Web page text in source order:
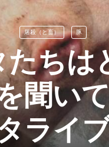
屠殺（と畜） 豚
ちは
聞い
ライ